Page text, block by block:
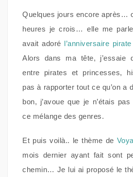
Quelques jours encore après…
heures je crois… elle me
avait adoré l’anniversaire pirate
Alors dans ma tête, j’essaie
entre pirates et princesses,
pas à rapporter tout ce qu’on a
bon, j’avoue que je n’étais
ce mélange des genres.
Et puis voilà.. le thème de
mois dernier ayant fait sont
chemin… Je lui ai proposé le